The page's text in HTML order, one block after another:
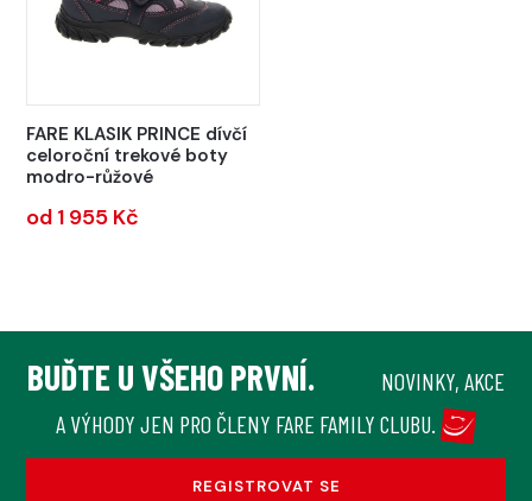
FARE KLASIK PRINCE dívčí
celoroční trekové boty
modro-růžové
od 1 955 Kč
BUĎTE U VŠEHO PRVNÍ.
NOVINKY, AKCE
A VÝHODY JEN PRO ČLENY FARE FAMILY CLUBU.
REGISTROVAT SE